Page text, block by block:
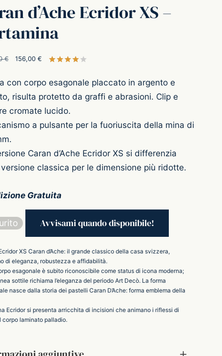
d’Ache Ecridor XS –
€
Il prezzo
era:
195,00 €.
156,00 €
Il prezzo
156,00 €.
con corpo esagonale placcato in argento e
risulta protetto da graffi e abrasioni. Clip e
cromate lucido.
a pulsante per la fuoriuscita della mina di
Caran d’Ache Ecridor XS si differenzia
classica per le dimensione più ridotte.
Gratuita
XS Caran d’Ache: il grande classico della casa svizzera,
di eleganza, robustezza e affidabilità.
esagonale è subito riconoscibile come status di icona moderna;
sottile richiama l’eleganza del periodo Art Decò. La forma
nasce dalla storia dei pastelli Caran D’Ache: forma emblema della
Ecridor si presenta arricchita di incisioni che animano i riflessi di
corpo laminato palladio.